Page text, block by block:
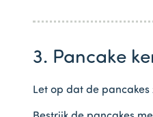
3. Pancake
Let op dat de